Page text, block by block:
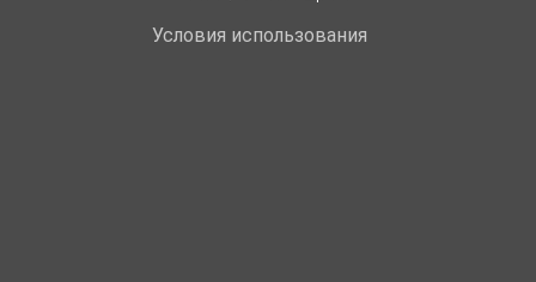
Условия использования